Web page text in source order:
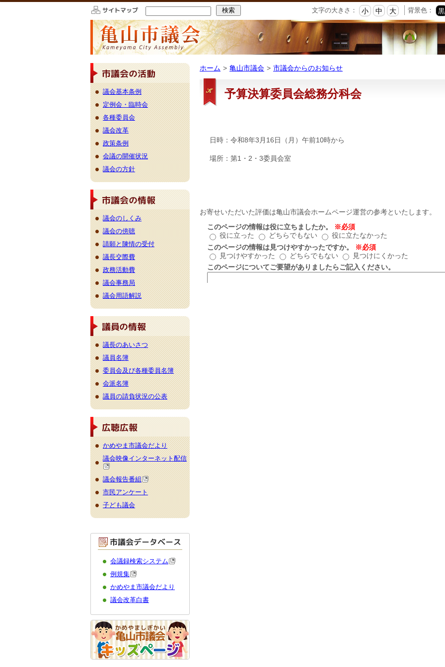
文
へ
移
文字の大きさ： 小 中 大 背景色： 黒
ホーム 亀山市議会 市議会からのお知らせ
予算決算委員会総務分科会
日時：令和8年3月16日（月）午前10時から
場所：第1・2・3委員会室
議会基本条例
定例会・臨時会
各種委員会
議会改革
政策条例
会議の開催状況
議会の方針
議会のしくみ
議会の傍聴
請願と陳情の受付
議長交際費
政務活動費
議会事務局
議会用語解説
議長のあいさつ
議員名簿
委員会及び各種委員名簿
会派名簿
議員の請負状況の公表
かめやま市議会だより
議会映像インターネット配信
議会報告番組
市民アンケート
子ども議会
会議録検索システム
例規集
かめやま市議会だより
議会改革白書